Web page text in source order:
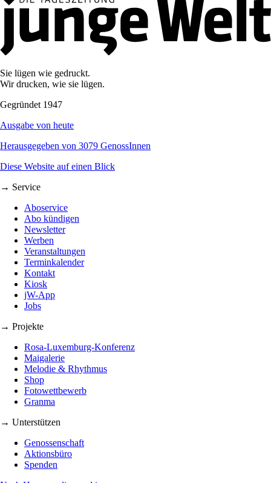
Sie lügen wie gedruckt.
Wir drucken, wie sie lügen.
Gegründet 1947
Ausgabe von heute
Herausgegeben von 3079 GenossInnen
Diese Website auf einen Blick
→ Service
Aboservice
Abo kündigen
Newsletter
Werben
Veranstaltungen
Terminkalender
Kontakt
Kiosk
jW-App
Jobs
→ Projekte
Rosa-Luxemburg-Konferenz
Maigalerie
Melodie & Rhythmus
Shop
Fotowettbewerb
Granma
→ Unterstützen
Genossenschaft
Aktionsbüro
Spenden